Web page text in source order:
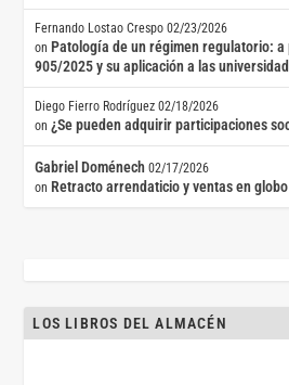
Fernando Lostao Crespo 02/23/2026
on Patología de un régimen regulatorio:
905/2025 y su aplicación a las
Diego Fierro Rodríguez 02/18/2026
on¿Se pueden adquirir participaciones
Gabriel Doménech 02/17/2026
on Retracto arrendaticio y ventas en globo
LOS LIBROS DEL ALMACÉN